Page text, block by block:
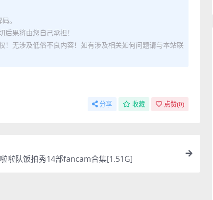
。
果将由您自己承担！
无涉及低俗不良内容！如有涉及相关如何问题请与本站联
分享 收藏 点赞(0)
啦队饭拍秀14部fancam合集[1.51G]